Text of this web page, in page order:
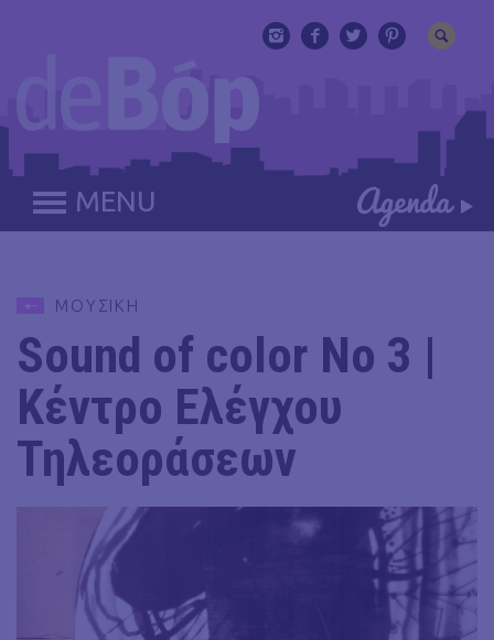
MENU
ΜΟΥΣΙΚΗ
Sound of color No 3 |
Κέντρο Ελέγχου
Τηλεοράσεων